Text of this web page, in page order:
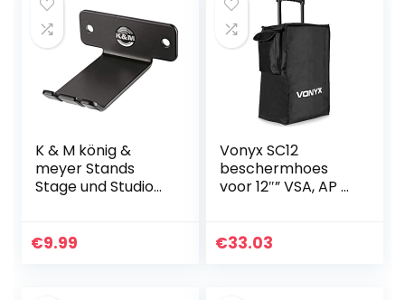
K & M könig &
meyer Stands
Stage und Studio
Schwarz
€9.99
Vonyx SC12
beschermhoes
voor 12″” VSA, AP of
€33.03